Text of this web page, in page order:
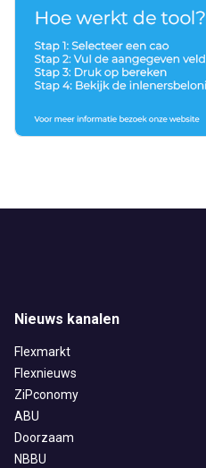
Nieuws kanalen
Flexmarkt
Flexnieuws
ZiPconomy
ABU
Doorzaam
NBBU